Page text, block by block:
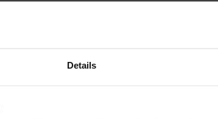
Details